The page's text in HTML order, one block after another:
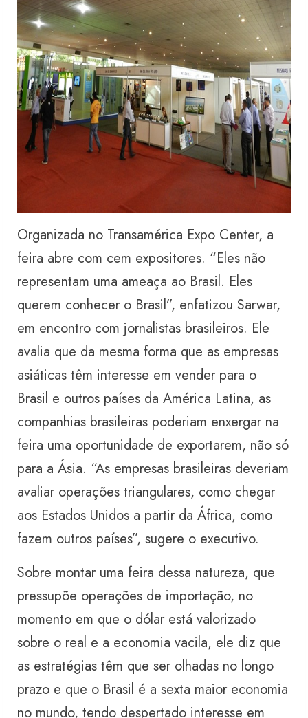
Organizada no Transamérica Expo Center, a
feira abre com cem expositores. “Eles não
representam uma ameaça ao Brasil. Eles
querem conhecer o Brasil”, enfatizou Sarwar,
em encontro com jornalistas brasileiros. Ele
avalia que da mesma forma que as empresas
asiáticas têm interesse em vender para o
Brasil e outros países da América Latina, as
companhias brasileiras poderiam enxergar na
feira uma oportunidade de exportarem, não só
para a Ásia. “As empresas brasileiras deveriam
avaliar operações triangulares, como chegar
aos Estados Unidos a partir da África, como
fazem outros países”, sugere o executivo.
Sobre montar uma feira dessa natureza, que
pressupõe operações de importação, no
momento em que o dólar está valorizado
sobre o real e a economia vacila, ele diz que
as estratégias têm que ser olhadas no longo
prazo e que o Brasil é a sexta maior economia
no mundo, tendo despertado interesse em